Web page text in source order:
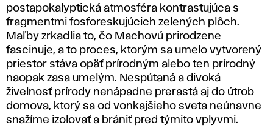
postapokalyptická atmosféra kontrastujúca s
fragmentmi fosforeskujúcich zelených plôch.
Maľby zrkadlia to, čo Machovú prirodzene
fascinuje, a to proces, ktorým sa umelo vytvorený
priestor stáva opäť prírodným alebo ten prírodný
naopak zasa umelým. Nespútaná a divoká
živelnosť prírody nenápadne prerastá aj do útrob
domova, ktorý sa od vonkajšieho sveta neúnavne
snažíme izolovať a brániť pred týmito vplyvmi.